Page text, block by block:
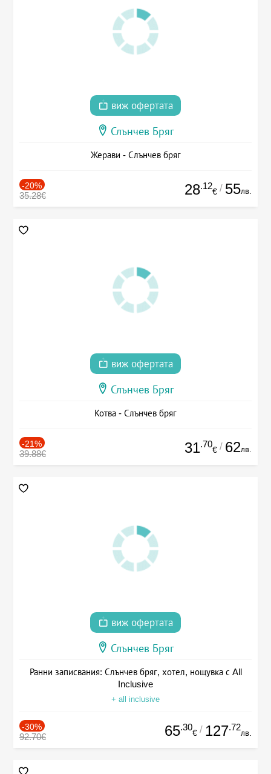
виж офертата
Слънчев Бряг
Жерави - Слънчев бряг
-20%
35.28€ 28.12
€ / 55лв.
виж офертата
Слънчев Бряг
Котва - Слънчев бряг
-21%
39.88€ 31.70
€ / 62лв.
виж офертата
Слънчев Бряг
Ранни записвания: Слънчев бряг, хотел, нощувка с All
Inclusive
+ all inclusive
-30%
92.70€ 65.30
€ / 127.72
лв.